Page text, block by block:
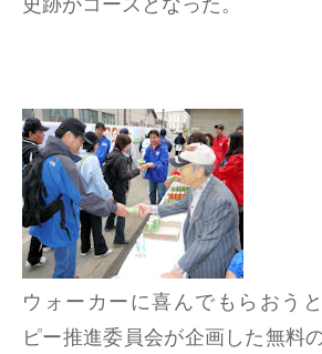
ウォーカーに喜んでもらおう
ピー推進委員会が企画した無料